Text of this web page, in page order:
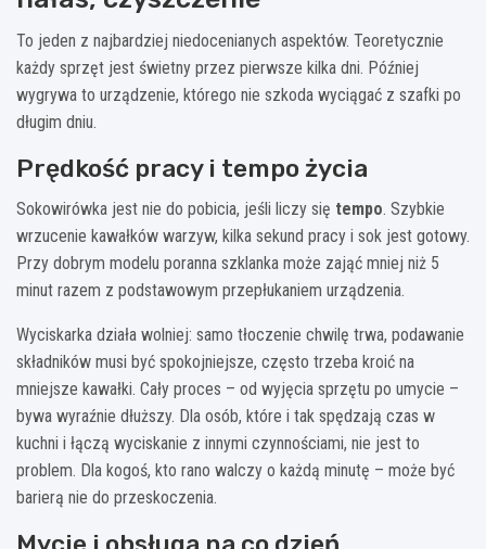
To jeden z najbardziej niedocenianych aspektów. Teoretycznie
każdy sprzęt jest świetny przez pierwsze kilka dni. Później
wygrywa to urządzenie, którego nie szkoda wyciągać z szafki po
długim dniu.
Prędkość pracy i tempo życia
Sokowirówka jest nie do pobicia, jeśli liczy się tempo. Szybkie
wrzucenie kawałków warzyw, kilka sekund pracy i sok jest gotowy.
Przy dobrym modelu poranna szklanka może zająć mniej niż 5
minut razem z podstawowym przepłukaniem urządzenia.
Wyciskarka działa wolniej: samo tłoczenie chwilę trwa, podawanie
składników musi być spokojniejsze, często trzeba kroić na
mniejsze kawałki. Cały proces – od wyjęcia sprzętu po umycie –
bywa wyraźnie dłuższy. Dla osób, które i tak spędzają czas w
kuchni i łączą wyciskanie z innymi czynnościami, nie jest to
problem. Dla kogoś, kto rano walczy o każdą minutę – może być
barierą nie do przeskoczenia.